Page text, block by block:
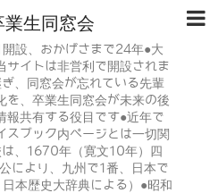
生同窓会
設、おかげさまで24年●大
サイトは非営利で開設されま
、同窓会が忘れている先輩
を、卒業生同窓会が未来の後
報共有する役目です●近年で
スブック内ページとは一切関
、1670年（寛文10年）四
により、九州で1番、日本で
本歴史大辞典による）●昭和